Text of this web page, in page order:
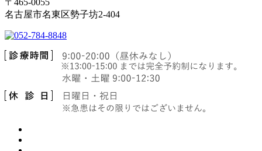
名古屋市名東区勢子坊2-404